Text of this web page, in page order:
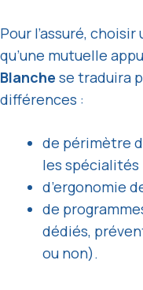
Pour l’assuré, choisir
qu’une mutuelle
Blanche se traduira
différences :
de périmètre
les spécialités
d’ergonomie
de
dédiés,
ou non).